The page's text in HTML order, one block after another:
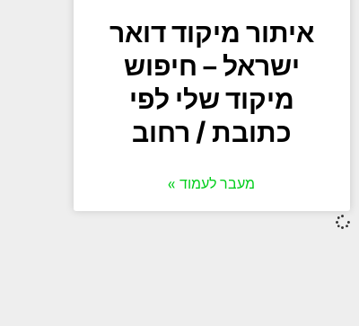
איתור מיקוד דואר
ישראל – חיפוש
מיקוד שלי לפי
כתובת / רחוב
מעבר לעמוד »